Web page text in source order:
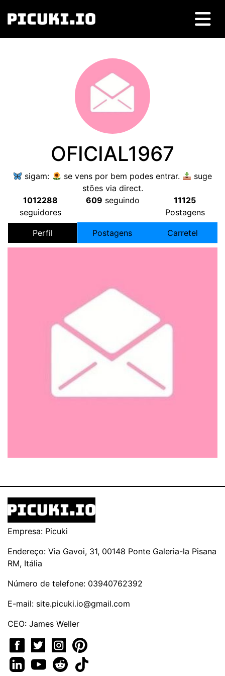
OFICIAL1967
sigam: se vens por bem podes entrar.
suge
stões via direct.
1012288
seguidores
609 seguindo
11125
Postagens
Perfil Postagens Carretel
Empresa: Picuki
Endereço: Via Gavoi, 31, 00148 Ponte Galeria-la Pisana
RM, Itália
Número de telefone: 03940762392
E-mail: site.picuki.io@gmail.com
CEO: James Weller